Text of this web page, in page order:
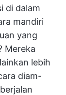
di dalam
mandiri
yang
Mereka
lebih
diam-